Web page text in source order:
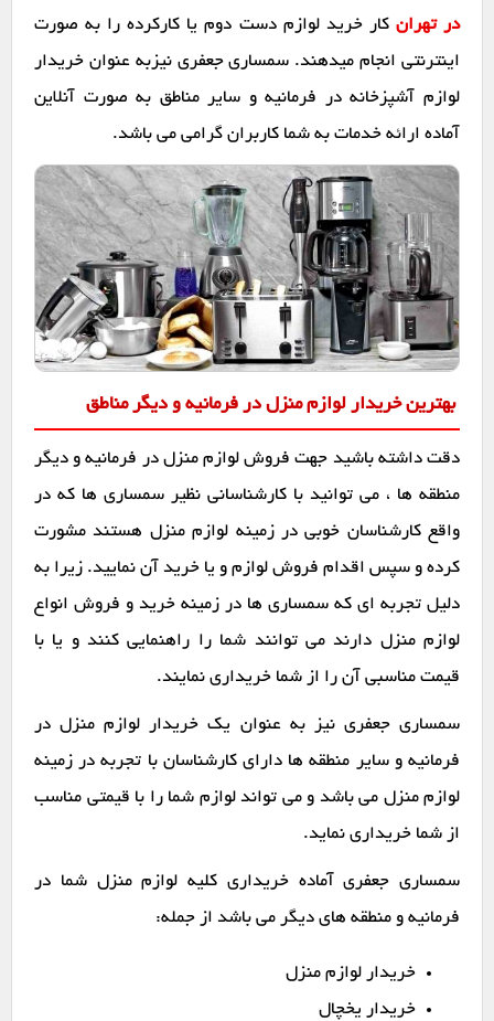
در تهران کار خرید لوازم دست دوم یا کارکرده را به صورت
اینترنتی انجام میدهند. سمساری جعفری نیزبه عنوان خریدار
لوازم آشپزخانه در فرمانیه و سایر مناطق به صورت آنلاین
آماده ارائه خدمات به شما کاربران گرامی می باشد.
بهترین خریدار لوازم منزل در فرمانیه و دیگر مناطق
دقت داشته باشید جهت فروش لوازم منزل در فرمانیه و دیگر
منطقه ها ، می توانید با کارشناسانی نظیر سمساری ها که در
واقع کارشناسان خوبی در زمینه لوازم منزل هستند مشورت
کرده و سپس اقدام فروش لوازم و یا خرید آن نمایید. زیرا به
دلیل تجربه ای که سمساری ها در زمینه خرید و فروش انواع
لوازم منزل دارند می توانند شما را راهنمایی کنند و یا با
قیمت مناسبی آن را از شما خریداری نمایند.
سمساری جعفری نیز به عنوان یک خریدار لوازم منزل در
فرمانیه و سایر منطقه ها دارای کارشناسان با تجربه در زمینه
لوازم منزل می باشد و می تواند لوازم شما را با قیمتی مناسب
از شما خریداری نماید.
سمساری جعفری آماده خریداری کلیه لوازم منزل شما در
فرمانیه و منطقه های دیگر می باشد از جمله:
خریدار لوازم منزل
خریدار یخچال